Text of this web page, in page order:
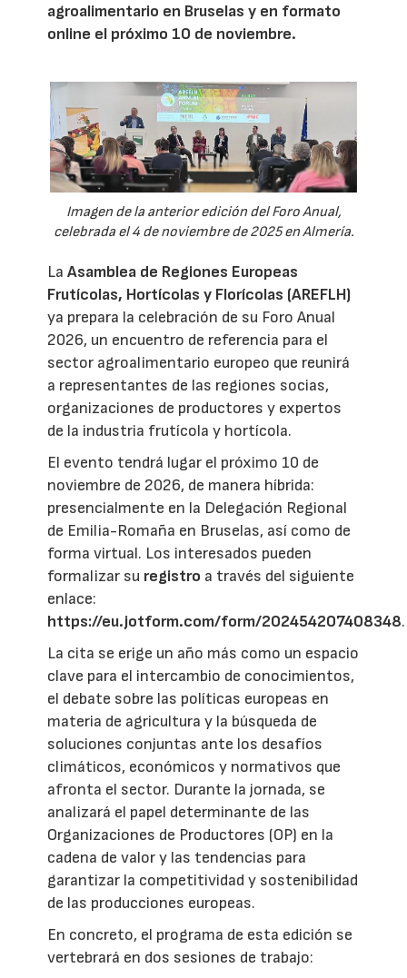
agroalimentario en Bruselas y en formato
online el próximo 10 de noviembre.
Imagen de la anterior edición del Foro Anual,
celebrada el 4 de noviembre de 2025 en Almería.
LaAsamblea de Regiones Europeas
Frutícolas, Hortícolas y Florícolas (AREFLH)
ya prepara la celebración de su Foro Anual
2026, un encuentro de referencia para el
sector agroalimentario europeo que reunirá
a representantes de las regiones socias,
organizaciones de productores y expertos
de la industria frutícola y hortícola.
El evento tendrá lugar el próximo 10 de
noviembre de 2026, de manera híbrida:
presencialmente en la Delegación Regional
de Emilia-Romaña en Bruselas, así como de
forma virtual. Los interesados pueden
formalizar su registro a través del siguiente
enlace:
https://eu.jotform.com/form/202454207408348.
La cita se erige un año más como un espacio
clave para el intercambio de conocimientos,
el debate sobre las políticas europeas en
materia de agricultura y la búsqueda de
soluciones conjuntas ante los desafíos
climáticos, económicos y normativos que
afronta el sector. Durante la jornada, se
analizará el papel determinante de las
Organizaciones de Productores (OP) en la
cadena de valor y las tendencias para
garantizar la competitividad y sostenibilidad
de las producciones europeas.
En concreto, el programa de esta edición se
vertebrará en dos sesiones de trabajo: